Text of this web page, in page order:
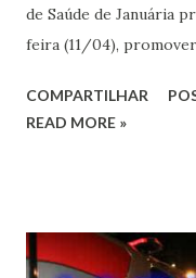
de Saúde de Januária
feira (11/04),
Agentes de combates
(referência técnica da
COMPARTILHAR
READ MORE »